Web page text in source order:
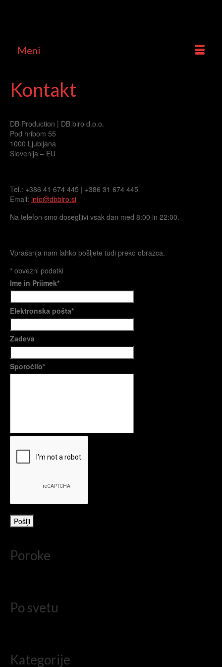
Meni
Kontakt
DB Production | DB biro d.o.o.
Pod hribom 55
1000 Ljubljana
Slovenija – EU
Tel.: +386 41 674 445 | +386 31 674 445
Email: info@dbbiro.si
Na telefon smo dosegljivi vsak dan med 8:00 in 22:00.
Vprašanja nam lahko pošljete tudi preko obrazca.
* obvezni podatki
Ime in Priimek*
Elektronska pošta*
Zadeva
Sporočilo*
Poroke
Po svetu
Kategorije